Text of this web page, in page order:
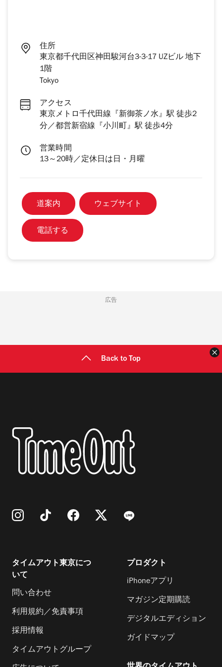
住所
東京都千代田区神田駿河台3-3-17 UZビル 地下
1階
Tokyo
アクセス
東京メトロ千代田線『新御茶ノ水』駅 徒歩2
分／都営新宿線『小川町』駅 徒歩4分
営業時間
13～20時／定休日は日・月曜
道案内 ウェブサイト
電話する
広告
Back to Top
タイムアウト東京につ
いて
問い合わせ
利用規約／免責事項
採用情報
タイムアウトグループ
プロダクト
iPhoneアプリ
マガジン定期購読
デジタルエディション
ガイドマップ